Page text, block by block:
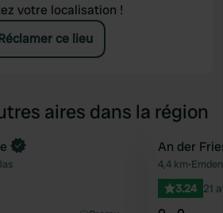
votre localisation !
ce lieu
aires dans la région
Préféré
An der
4,4 km•
3.24 21